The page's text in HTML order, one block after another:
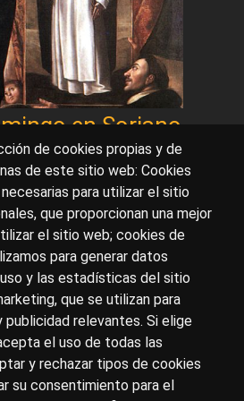
en Soriano
con nosotros, escríbenos en
Aviso Legal Privacidad
de cookies propias y de
de este sitio web: Cookies
para utilizar el sitio
que proporcionan una mejor
el sitio web; cookies de
para generar datos
y las estadísticas del sitio
que se utilizan para
relevantes. Si elige
el uso de todas las
y rechazar tipos de cookies
su consentimiento para el
&Toools, S.Lo sus
de todos los derechos